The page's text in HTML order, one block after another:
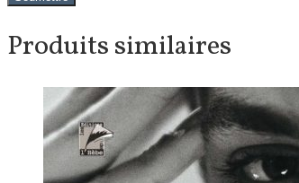
Produits similaires